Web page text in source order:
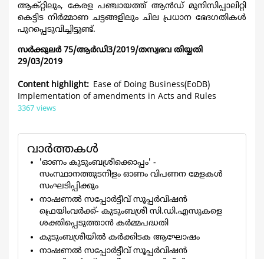
ആക്റ്റിലും, കേരള പഞ്ചായത്ത് ആന്‍ഡ്‌ മുനിസിപ്പാലിറ്റി
കെട്ടിട നിര്‍മ്മാണ ചട്ടങ്ങളിലും ചില പ്രധാന ഭേദഗതികള്‍
പുറപ്പെടുവിച്ചിട്ടുണ്ട്.
സര്‍ക്കുലര്‍ 75/ആര്‍ഡി3/2019/തസ്വഭവ തിയ്യതി
29/03/2019
Content highlight
Ease of Doing Business(EoDB)
Implementation of amendments in Acts and Rules
3367 views
വാര്‍ത്തകള്‍
'ഓണം കുടുംബശ്രീക്കൊപ്പം' -
സംസ്ഥാനത്തുടനീളം ഓണം വിപണന മേളകള്‍
സംഘടിപ്പിക്കും
നാഷണൽ സപ്പോർട്ടീവ് സൂപ്പർവിഷൻ
ഫ്രെയിംവർക്ക്- കുടുംബശ്രീ സി.ഡി.എസുകളെ
ശക്തിപ്പെടുത്താൻ കർമ്മപദ്ധതി
കുടുംബശ്രീയിൽ കർക്കിടക ആഘോഷം
നാഷണൽ സപ്പോർട്ടീവ് സൂപ്പർവിഷൻ